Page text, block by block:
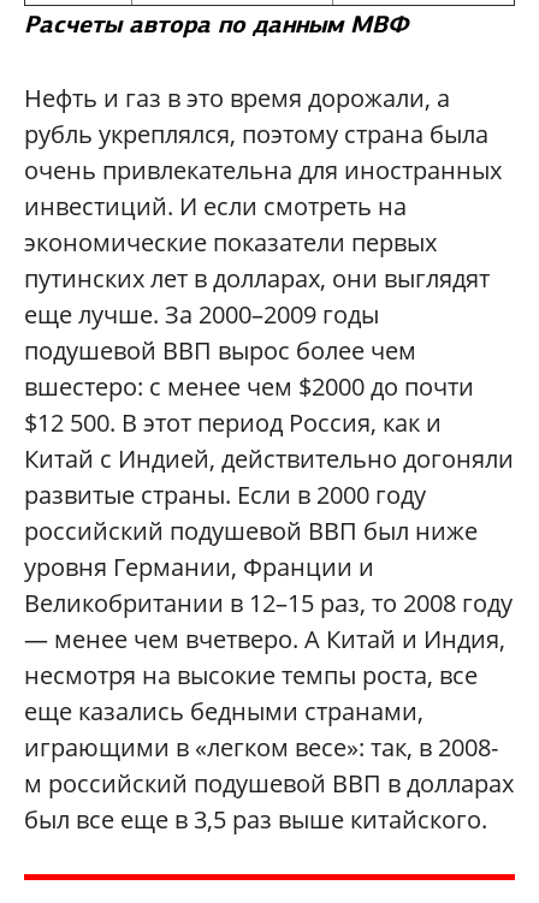
Расчеты автора по данным МВФ
Нефть и газ в это время дорожали, а
рубль укреплялся, поэтому страна была
очень привлекательна для иностранных
инвестиций. И если смотреть на
экономические показатели первых
путинских лет в долларах, они выглядят
еще лучше. За 2000–2009 годы
подушевой ВВП вырос более чем
вшестеро: с менее чем $2000 до почти
$12 500. В этот период Россия, как и
Китай с Индией, действительно догоняли
развитые страны. Если в 2000 году
российский подушевой ВВП был ниже
уровня Германии, Франции и
Великобритании в 12–15 раз, то 2008 году
— менее чем вчетверо. А Китай и Индия,
несмотря на высокие темпы роста, все
еще казались бедными странами,
играющими в «легком весе»: так, в 2008-
м российский подушевой ВВП в долларах
был все еще в 3,5 раз выше китайского.